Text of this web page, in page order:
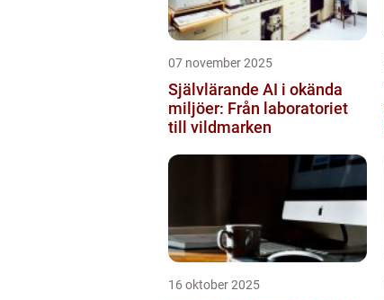
07 november 2025
Självlärande AI i okända
miljöer: Från laboratoriet
till vildmarken
16 oktober 2025